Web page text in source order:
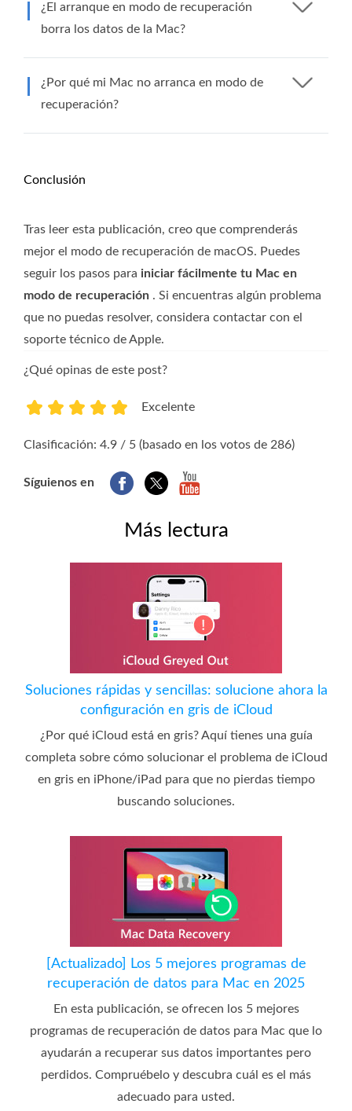
¿El arranque en modo de recuperación
borra los datos de la Mac?
¿Por qué mi Mac no arranca en modo de
recuperación?
Conclusión
Tras leer esta publicación, creo que comprenderás
mejor el modo de recuperación de macOS. Puedes
seguir los pasos para iniciar fácilmente tu Mac en
modo de recuperación . Si encuentras algún problema
que no puedas resolver, considera contactar con el
soporte técnico de Apple.
¿Qué opinas de este post?
Excelente
Clasificación: 4.9 / 5 (basado en los votos de 286)
Síguienos en
Más lectura
Soluciones rápidas y sencillas: solucione ahora la
configuración en gris de iCloud
¿Por qué iCloud está en gris? Aquí tienes una guía
completa sobre cómo solucionar el problema de iCloud
en gris en iPhone/iPad para que no pierdas tiempo
buscando soluciones.
[Actualizado] Los 5 mejores programas de
recuperación de datos para Mac en 2025
En esta publicación, se ofrecen los 5 mejores
programas de recuperación de datos para Mac que lo
ayudarán a recuperar sus datos importantes pero
perdidos. Compruébelo y descubra cuál es el más
adecuado para usted.